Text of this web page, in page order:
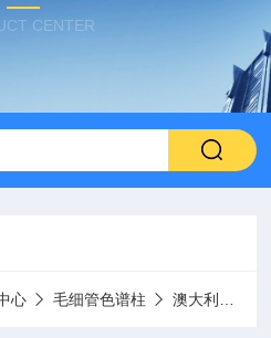
CENTER
心 毛细管色谱柱 澳大利亚SGE